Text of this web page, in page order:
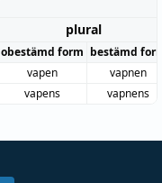
plural
obestämd form bestämd
vapen
vapnen
vapens vapnens